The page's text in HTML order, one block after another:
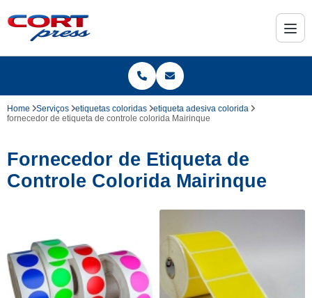
Home Serviços etiquetas coloridas
etiqueta adesiva colorida
fornecedor de etiqueta de controle colorida Mairinque
Fornecedor de Etiqueta de
Controle Colorida Mairinque